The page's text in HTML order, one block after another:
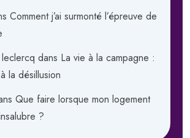
Comment j’ai surmonté l’épreuve de
dans La vie à la campagne :
la désillusion
Que faire lorsque mon logement
?